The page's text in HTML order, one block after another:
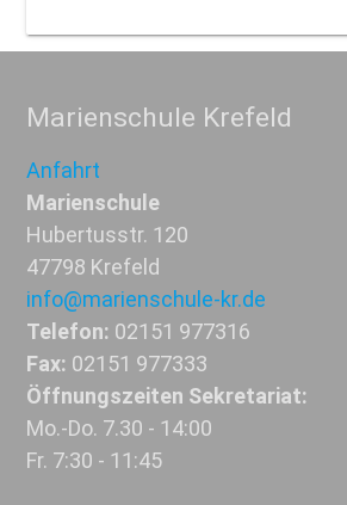
Marienschule Krefeld
Anfahrt
Marienschule
Hubertusstr. 120
47798 Krefeld
info@marienschule-kr.de
Telefon: 02151 977316
Fax: 02151 977333
Öffnungszeiten Sekretariat:
Mo.-Do. 7.30 - 14:00
Fr. 7:30 - 11:45